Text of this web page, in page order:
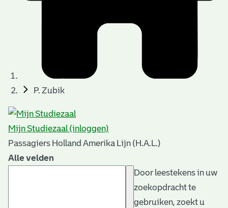
P. Zubik
Mijn Studiezaal (inloggen)
Passagiers Holland Amerika Lijn (H.A.L.)
Alle velden
Door leestekens in uw
zoekopdracht te
gebruiken, zoekt u